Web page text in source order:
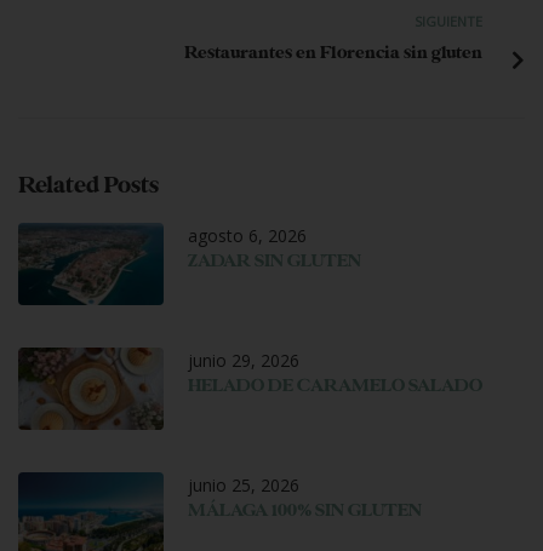
SIGUIENTE
Restaurantes en Florencia sin gluten
Related Posts
agosto 6, 2026
ZADAR SIN GLUTEN
junio 29, 2026
HELADO DE CARAMELO SALADO
junio 25, 2026
MÁLAGA 100% SIN GLUTEN